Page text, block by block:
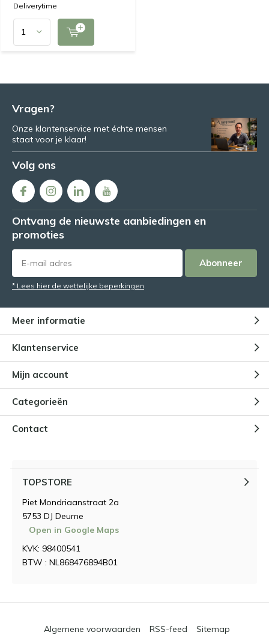
Deliverytime
Vragen?
Onze klantenservice met échte mensen
staat voor je klaar!
Volg ons
Ontvang de nieuwste aanbiedingen en
promoties
Abonneer
* Lees hier de wettelijke beperkingen
Meer informatie
Klantenservice
Mijn account
Categorieën
Contact
TOPSTORE
Piet Mondriaanstraat 2a
5753 DJ Deurne
Open in Google Maps
KVK: 98400541
BTW : NL868476894B01
Algemene voorwaarden RSS-feed Sitemap